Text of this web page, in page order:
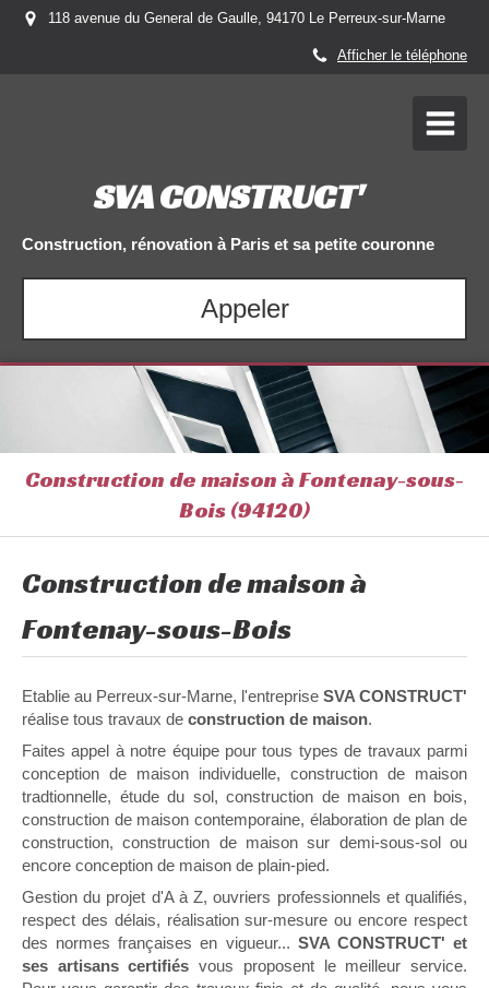
118 avenue du General de Gaulle, 94170 Le Perreux-sur-Marne
Afficher le téléphone
SVA CONSTRUCT'
Construction, rénovation à Paris et sa petite couronne
Appeler
Construction de maison à Fontenay-sous-
Bois (94120)
Construction de maison à
Fontenay-sous-Bois
Etablie au Perreux-sur-Marne, l'entreprise SVA CONSTRUCT'
réalise tous travaux de construction de maison.
Faites appel à notre équipe pour tous types de travaux parmi
conception de maison individuelle, construction de maison
tradtionnelle, étude du sol, construction de maison en bois,
construction de maison contemporaine, élaboration de plan de
construction, construction de maison sur demi-sous-sol ou
encore conception de maison de plain-pied.
Gestion du projet d'A à Z, ouvriers professionnels et qualifiés,
respect des délais, réalisation sur-mesure ou encore respect
des normes françaises en vigueur... SVA CONSTRUCT' et
ses artisans certifiés vous proposent le meilleur service.